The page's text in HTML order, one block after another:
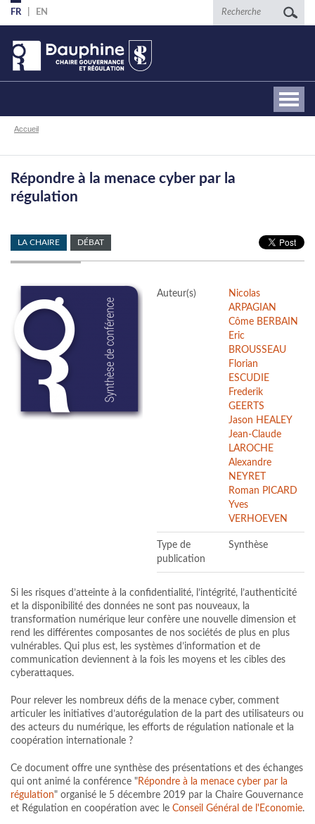
Aller
au
contenu
principal
FR EN Recherche
Fil
Accueil
Répondre à la menace cyber par la
régulation
LA CHAIRE DÉBAT
Auteur(s)
Nicolas
ARPAGIAN
Côme BERBAIN
Eric
BROUSSEAU
Florian
ESCUDIE
Frederik
GEERTS
Jason HEALEY
Jean-Claude
LAROCHE
Alexandre
NEYRET
Roman PICARD
Yves
VERHOEVEN
Type de
publication
Synthèse
Si les risques d’atteinte à la confidentialité, l’intégrité, l’authenticité
et la disponibilité des données ne sont pas nouveaux, la
transformation numérique leur confère une nouvelle dimension et
rend les différentes composantes de nos sociétés de plus en plus
vulnérables. Qui plus est, les systèmes d’information et de
communication deviennent à la fois les moyens et les cibles des
cyberattaques.
Pour relever les nombreux défis de la menace cyber, comment
articuler les initiatives d’autorégulation de la part des utilisateurs ou
des acteurs du numérique, les efforts de régulation nationale et la
coopération internationale ?
Ce document offre une synthèse des présentations et des échanges
qui ont animé la conférence "Répondre à la menace cyber par la
régulation" organisé le 5 décembre 2019 par la Chaire Gouvernance
et Régulation en coopération avec le Conseil Général de l'Economie.